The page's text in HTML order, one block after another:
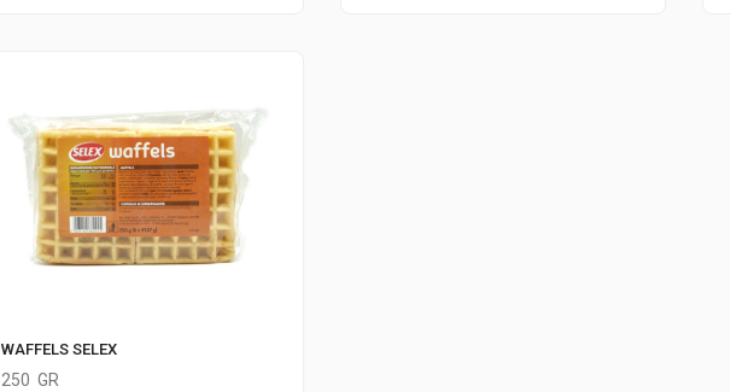
WAFFELS SELEX
250 GR